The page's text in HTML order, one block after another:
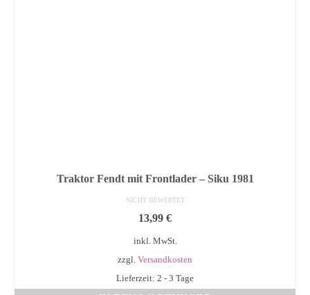
Traktor Fendt mit Frontlader – Siku 1981
NICHT BEWERTET
13,99 €
inkl. MwSt.
zzgl. Versandkosten
Lieferzeit: 2 - 3 Tage